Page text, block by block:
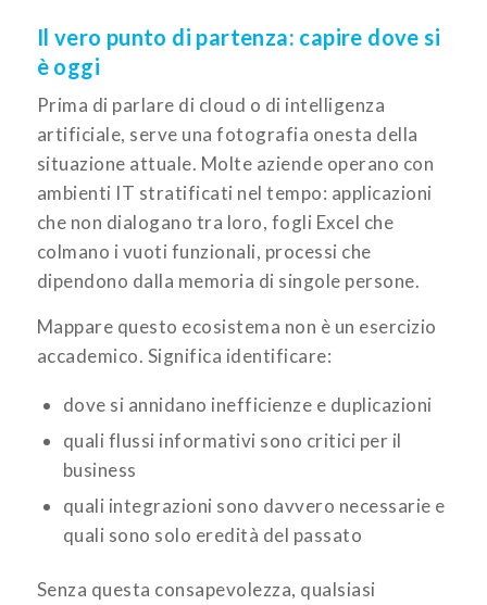
Il vero punto di partenza: capire dove si
è oggi
Prima di parlare di cloud o di intelligenza
artificiale, serve una fotografia onesta della
situazione attuale. Molte aziende operano con
ambienti IT stratificati nel tempo: applicazioni
che non dialogano tra loro, fogli Excel che
colmano i vuoti funzionali, processi che
dipendono dalla memoria di singole persone.
Mappare questo ecosistema non è un esercizio
accademico. Significa identificare:
dove si annidano inefficienze e duplicazioni
quali flussi informativi sono critici per il
business
quali integrazioni sono davvero necessarie e
quali sono solo eredità del passato
Senza questa consapevolezza, qualsiasi